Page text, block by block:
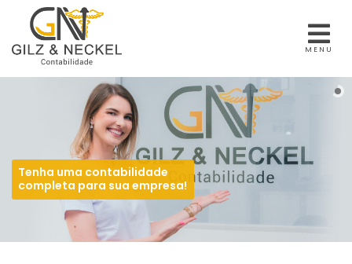
MENU
Tenha uma contabilidade
completa para sua empresa!